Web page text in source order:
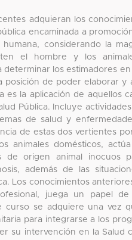
adquieran los
encaminada a
considerando la
el hombre y los
los estimadores en
posición de poder elaborar y
es la aplicación de aquellos
Pública. Incluye
de salud y
de estas dos vertientes
animales domésticos,
origen animal inocuos
además de las
Los conocimientos
juega un papel de
curso se adquiere una vez
para integrarse a los
su intervención en la Salud